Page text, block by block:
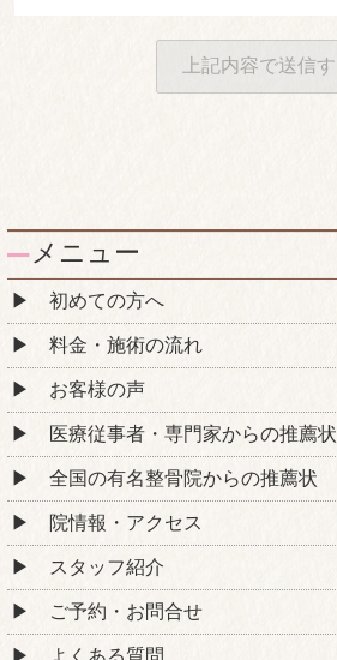
メニュー
初めての方へ
料金・施術の流れ
お客様の声
医療従事者・専門家からの推薦状
全国の有名整骨院からの推薦状
院情報・アクセス
スタッフ紹介
ご予約・お問合せ